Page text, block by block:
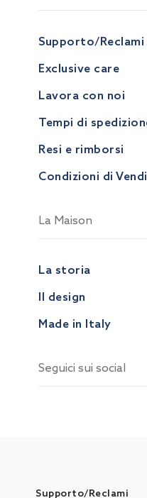
Supporto/Reclami
Exclusive care
Lavora con noi
Tempi di
Resi e rimborsi
Condizioni di
La Maison
La storia
Il design
Made in Italy
Seguici sui social
Supporto/Reclami